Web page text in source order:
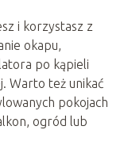
i korzystasz z
okapu,
po kąpieli
Warto też unikać
pokojach
ogród lub